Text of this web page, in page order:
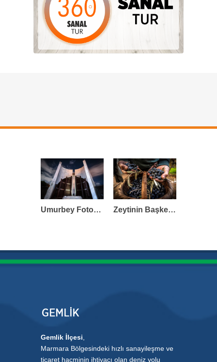
Umurbey Fotoğrafları Zeytinin Başkenti GEMLİK
Gemlik İlçesi
Marmara Bölgesindeki hızlı sanayileşme ve
ticaret hacminin ihtiyacı olan deniz yolu